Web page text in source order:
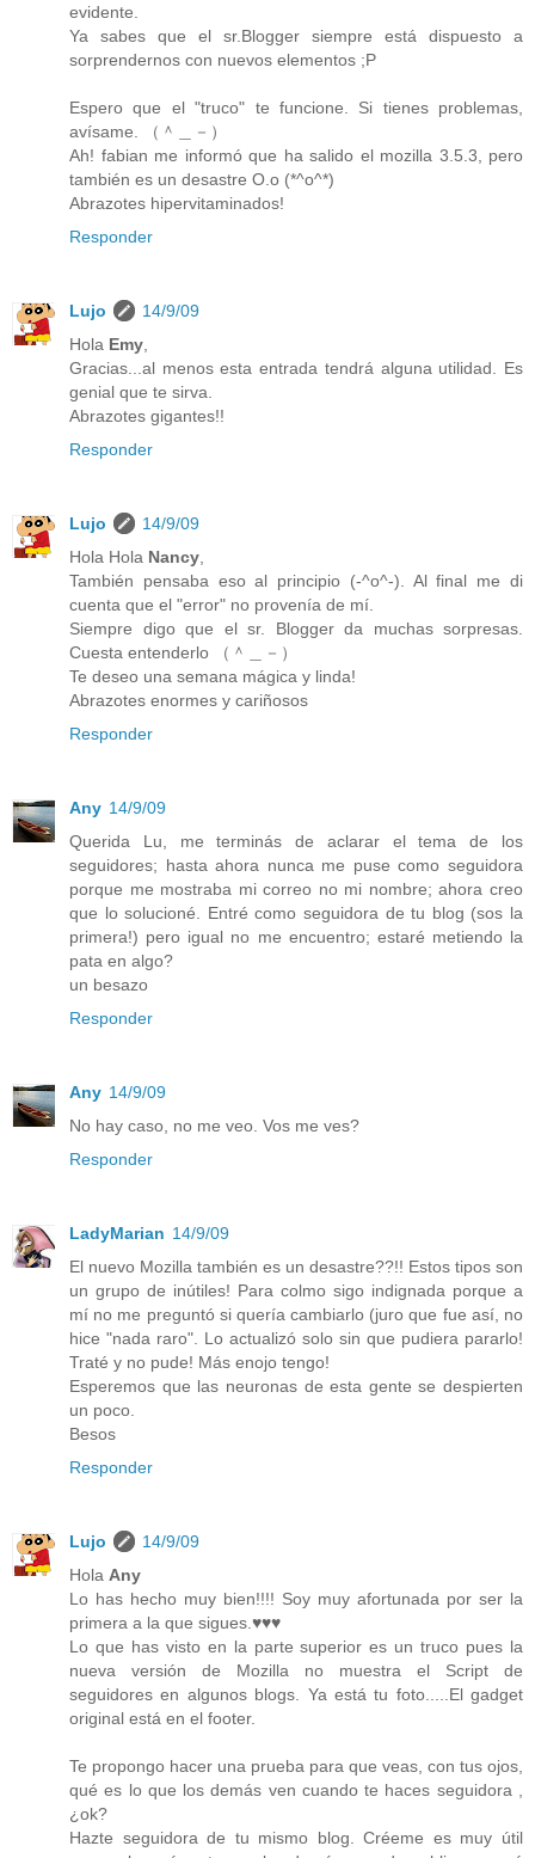
evidente.
Ya sabes que el sr.Blogger siempre está dispuesto a
sorprendernos con nuevos elementos ;P
Espero que el "truco" te funcione. Si tienes problemas,
avísame. （＾＿－）
Ah! fabian me informó que ha salido el mozilla 3.5.3, pero
también es un desastre O.o (*^o^*)
Abrazotes hipervitaminados!
Responder
Lujo
14/9/09
Hola Emy
Gracias...al menos esta entrada tendrá alguna utilidad. Es
genial que te sirva.
Abrazotes gigantes!!
Responder
Lujo
14/9/09
Hola Hola Nancy
También pensaba eso al principio (-^o^-). Al final me di
cuenta que el "error" no provenía de mí.
Siempre digo que el sr. Blogger da muchas sorpresas.
Cuesta entenderlo （＾＿－）
Te deseo una semana mágica y linda!
Abrazotes enormes y cariñosos
Responder
Any 14/9/09
Querida Lu, me terminás de aclarar el tema de los
seguidores; hasta ahora nunca me puse como seguidora
porque me mostraba mi correo no mi nombre; ahora creo
que lo solucioné. Entré como seguidora de tu blog (sos la
primera!) pero igual no me encuentro; estaré metiendo la
pata en algo?
un besazo
Responder
Any 14/9/09
No hay caso, no me veo. Vos me ves?
Responder
LadyMarian 14/9/09
El nuevo Mozilla también es un desastre??!! Estos tipos son
un grupo de inútiles! Para colmo sigo indignada porque a
mí no me preguntó si quería cambiarlo (juro que fue así, no
hice "nada raro". Lo actualizó solo sin que pudiera pararlo!
Traté y no pude! Más enojo tengo!
Esperemos que las neuronas de esta gente se despierten
un poco.
Besos
Responder
Lujo
14/9/09
Hola Any
Lo has hecho muy bien!!!! Soy muy afortunada por ser la
primera a la que sigues.♥♥♥
Lo que has visto en la parte superior es un truco pues la
nueva versión de Mozilla no muestra el Script de
seguidores en algunos blogs. Ya está tu foto.....El gadget
original está en el footer.
Te propongo hacer una prueba para que veas, con tus ojos,
qué es lo que los demás ven cuando te haces seguidora ,
¿ok?
Hazte seguidora de tu mismo blog. Créeme es muy útil